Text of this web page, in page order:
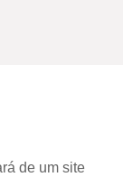
de um site